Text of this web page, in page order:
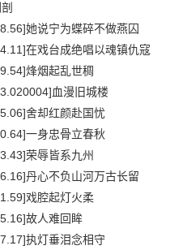
她说宁为蝶碎不做燕囚
在戏台成绝唱以魂镇仇寇
烽烟起乱世稠
血漫旧城楼
舍却红颜赴国忧
一身忠骨立春秋
荣辱皆系九州
丹心不负山河万古长留
戏腔起灯火柔
故人难回眸
执灯垂泪念相守